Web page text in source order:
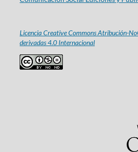
Licencia Creative Commons Atribución-
derivadas 4.0 Internacional